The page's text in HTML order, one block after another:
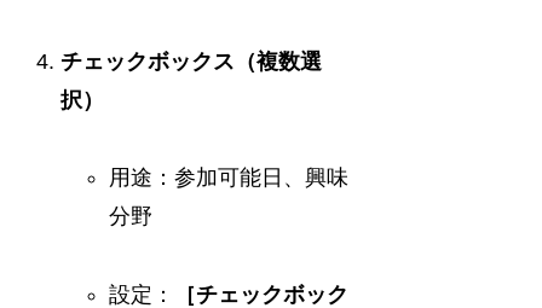
チェックボックス（複数選
択）
用途：参加可能日、興味
分野
設定：
［チェックボック